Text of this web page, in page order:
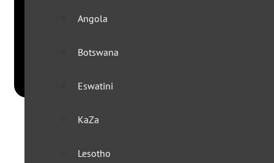
Angola
Botswana
Eswatini
KaZa
Lesotho